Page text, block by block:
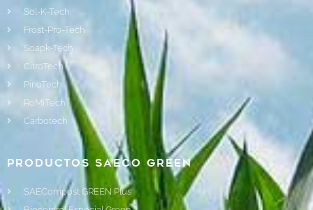
Sol-K-Tech
Frost-Pro-Tech
Soapk-Tech
CitroTech
PinoTech
RoMiTech
Carbotech
Productos Saeco Green
SAECompost GREEN Plus